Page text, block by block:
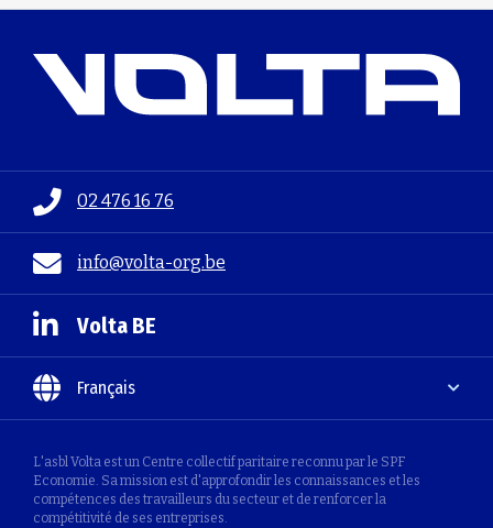
02 476 16 76
info@volta-org.be
L'asbl Volta est un Centre collectif paritaire reconnu par le SPF
Economie. Sa mission est d'approfondir les connaissances et les
compétences des travailleurs du secteur et de renforcer la
compétitivité de ses entreprises.
Volta BE
Français